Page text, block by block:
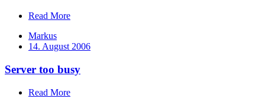
Read More
Markus
14. August 2006
Server too busy
Read More